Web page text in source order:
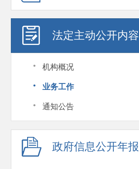
法定主动公开内容
· 机构概况
· 业务工作
· 通知公告
政府信息公开年报